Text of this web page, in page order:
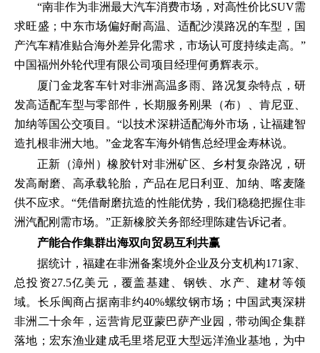
“南非作为非洲最大汽车消费市场，对高性价比SUV需
求旺盛；中东市场偏好耐高温、适配沙漠路况的车型，国
产汽车精准贴合海外差异化需求，市场认可度持续走高。”
中国福州外轮代理有限公司项目经理何勇辉表示。
厦门金龙客车针对非洲高温多雨、路况复杂特点，研
发高适配车型与零部件，长期服务刚果（布）、肯尼亚、
加纳等国公交项目。“以技术深耕适配海外市场，让福建智
造扎根非洲大地。”金龙客车海外销售总经理金寿林说。
正新（漳州）橡胶针对非洲矿区、乡村复杂路况，研
发高耐磨、高承载轮胎，产品在尼日利亚、加纳、喀麦隆
供不应求。“凭借耐磨抗造的性能优势，我们稳稳把握住非
洲汽配刚需市场。”正新橡胶关务部经理陈建告诉记者。
产能合作集群出海双向贸易互利共赢
据统计，福建在非洲备案境外企业及分支机构171家、
总投资27.5亿美元，覆盖基建、钢铁、水产、建材等领
域。长乐闽商占据南非约40%螺纹钢市场；中国武夷深耕
非洲二十余年，运营肯尼亚蒙巴萨产业园，带动闽企集群
落地；宏东渔业建成毛里塔尼亚大型远洋渔业基地，为中